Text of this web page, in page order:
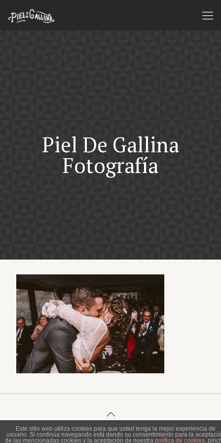
Piel De Gallina
Fotografía
© 2023 Piel de Gallina Fotografía
Este sitio web utiliza cookies para que usted tenga la mejor experiencia de
usuario. Si continúa navegando está dando su consentimiento para la
de las mencionadas cookies y la aceptación de nuestra política de cookies,